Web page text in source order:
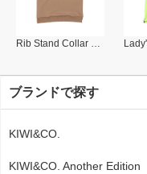
Rib Stand Collar Polo
ブランドで探す
KIWI&CO.
KIWI&CO. Another Edition